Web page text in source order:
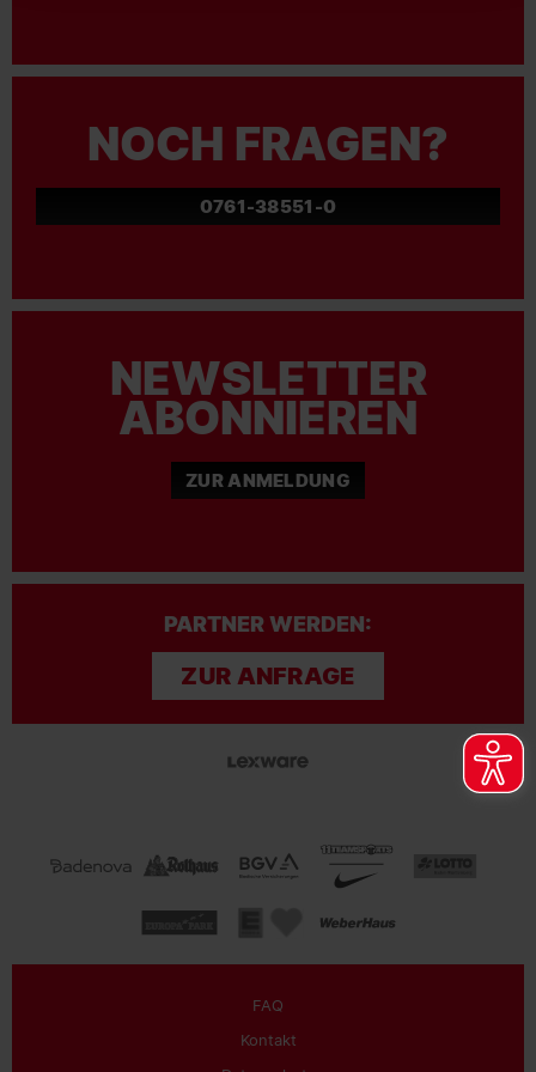
NOCH FRAGEN?
0761-38551-0
NEWSLETTER
ABONNIEREN
ZUR ANMELDUNG
PARTNER WERDEN:
ZUR ANFRAGE
FAQ
Kontakt